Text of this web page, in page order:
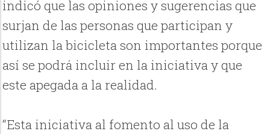
indicó que las opiniones y sugerencias que
surjan de las personas que participan y
utilizan la bicicleta son importantes porque
así se podrá incluir en la iniciativa y que
este apegada a la realidad.
“Esta iniciativa al fomento al uso de la